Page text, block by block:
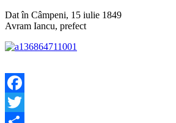
Dat în Câmpeni, 15 iulie 1849
Avram Iancu, prefect
Facebook